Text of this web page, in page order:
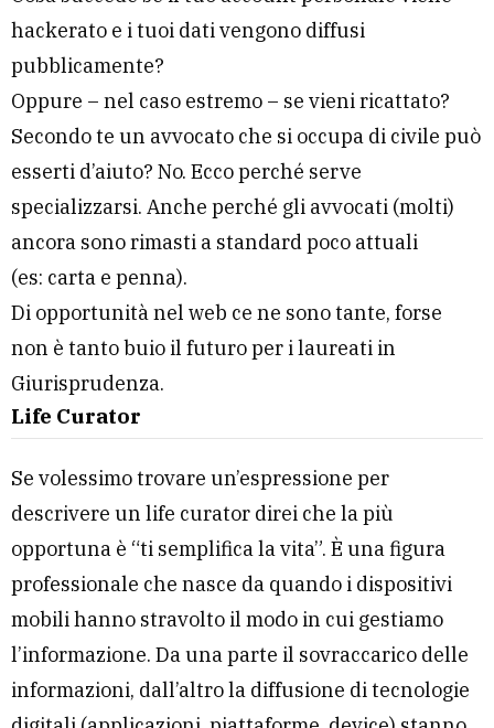
hackerato e i tuoi dati vengono diffusi
pubblicamente?
Oppure – nel caso estremo – se vieni ricattato?
Secondo te un avvocato che si occupa di civile può
esserti d’aiuto? No. Ecco perché serve
specializzarsi. Anche perché gli avvocati (molti)
ancora sono rimasti a standard poco attuali
(es: carta e penna).
Di opportunità nel web ce ne sono tante, forse
non è tanto buio il futuro per i laureati in
Giurisprudenza.
Life Curator
Se volessimo trovare un’espressione per
descrivere un life curator direi che la più
opportuna è “ti semplifica la vita”. È una figura
professionale che nasce da quando i dispositivi
mobili hanno stravolto il modo in cui gestiamo
l’informazione. Da una parte il sovraccarico delle
informazioni, dall’altro la diffusione di tecnologie